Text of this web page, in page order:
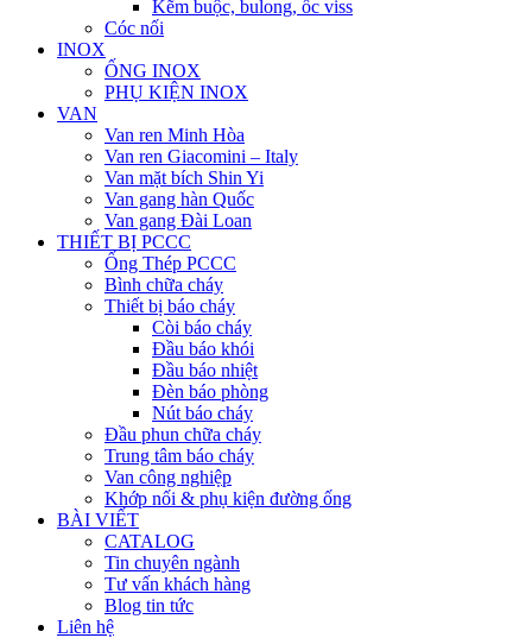
Kẽm buộc, bulong, ốc viss
Cóc nối
INOX
ỐNG INOX
PHỤ KIỆN INOX
VAN
Van ren Minh Hòa
Van ren Giacomini – Italy
Van mặt bích Shin Yi
Van gang hàn Quốc
Van gang Đài Loan
THIẾT BỊ PCCC
Ống Thép PCCC
Bình chữa cháy
Thiết bị báo cháy
Còi báo cháy
Đầu báo khói
Đầu báo nhiệt
Đèn báo phòng
Nút báo cháy
Đầu phun chữa cháy
Trung tâm báo cháy
Van công nghiệp
Khớp nối & phụ kiện đường ống
BÀI VIẾT
CATALOG
Tin chuyên ngành
Tư vấn khách hàng
Blog tin tức
Liên hệ